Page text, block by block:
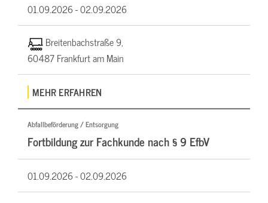
01.09.2026 -02.09.2026
Breitenbachstraße 9,
60487 Frankfurt am Main
MEHR ERFAHREN
Abfallbeförderung / Entsorgung
Fortbildung zur Fachkunde nach § 9 EfbV
01.09.2026 -02.09.2026